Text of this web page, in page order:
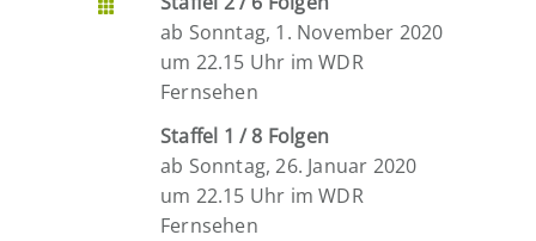
ab Sonntag, 1. November 2020
um 22.15 Uhr im WDR
Fernsehen
Staffel 1 / 8 Folgen
ab Sonntag, 26. Januar 2020
um 22.15 Uhr im WDR
Fernsehen